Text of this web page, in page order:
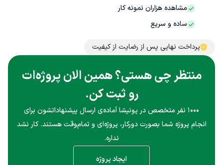
مشاهده هزاران نمونه کار
ساده و سریع
پرداخت نهایی پس از رضایت از کیفیت
منتظر چی هستی؟ همین الان پروژه‌ات
رو ثبت کن.
۱۰۰۰ نفر متخصص در پونیشا آماده‌ی ارسال پیشنهاداتشون برای
انجام پروژه شما بصورت دورکار، پروژه‌ای و تمام‌وقت هستند. کار نشد
نداره.
ایجاد پروژه